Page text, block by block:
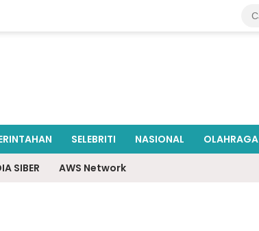
SELEBRITI NASIONAL OLAHRAGA
SIBER AWS Network